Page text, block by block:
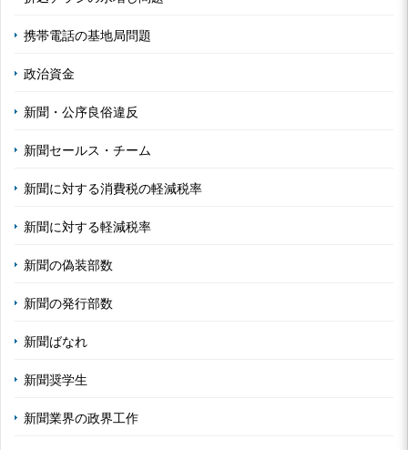
携帯電話の基地局問題
政治資金
新聞・公序良俗違反
新聞セールス・チーム
新聞に対する消費税の軽減税率
新聞に対する軽減税率
新聞の偽装部数
新聞の発行部数
新聞ばなれ
新聞奨学生
新聞業界の政界工作